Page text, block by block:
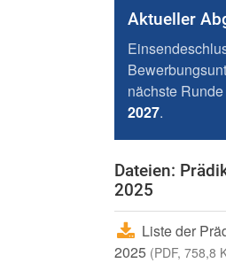
Aktueller
nächste
2027.
Dateien:
2025
Liste der
2025 (PDF, 758,8